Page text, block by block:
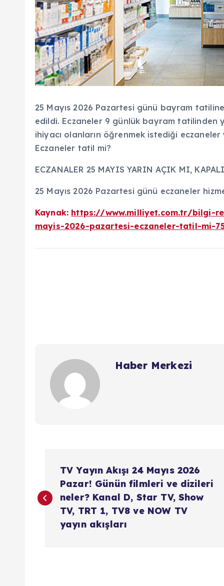
25 Mayıs 2026 Pazartesi günü bayram
edildi. Eczaneler 9 günlük bayram tatilinden
ihiyacı olanların öğrenmek istediği eczaneler
Eczaneler tatil mi?
ECZANALER 25 MAYIS YARIN AÇIK MI,
25 Mayıs 2026 Pazartesi günü eczaneler
Kaynak: https://www.milliyet.com.tr/bilgi-
mayis-2026-pazartesi-eczaneler-tatil-mi-
Haber Merkezi
a
TV Yayın Akışı 24 Mayıs 2026
Pazar! Günün filmleri ve dizileri
neler? Kanal D, Star TV, Show
TV, TRT 1, TV8 ve NOW TV
yayın akışları